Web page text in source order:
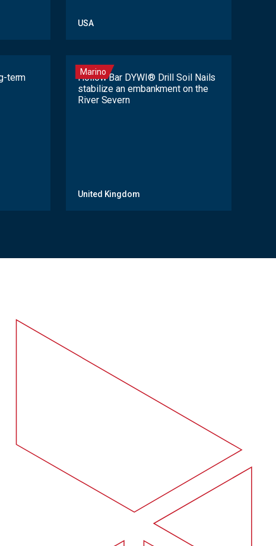
USA
term
Marino
Hollow Bar DYWI® Drill Soil Nails
stabilize an embankment on the
River Severn
United Kingdom